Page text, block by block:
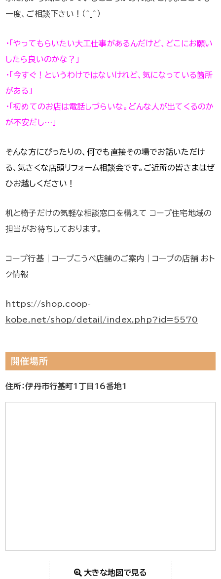
一度、ご相談下さい！（＾_＾）
・「やってもらいたい大工仕事があるんだけど、どこにお願い
したら良いのかな？」
・「今すぐ！というわけではないけれど、気になっている箇所
がある」
・「初めてのお店は電話しづらいな。どんな人が出てくるのか
が不安だし…」
そんな方にぴったりの、何でも直接その場でお話いただけ
る、気さくな店頭リフォーム相談会です。ご近所の皆さまはぜ
ひお越しください！
机と椅子だけの気軽な相談窓口を構えて コープ住宅地域の
担当がお待ちしております。
コープ行基｜コープこうべ店舗のご案内｜コープの店舗 おト
ク情報
https://shop.coop-
kobe.net/shop/detail/index.php?id=5570
開催場所
住所：伊丹市行基町1丁目16番地1
大きな地図で見る